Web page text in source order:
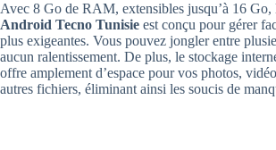
Avec 8 Go de RAM, extensibles jusqu’à 16 Go,
Android Tecno Tunisie est conçu pour gérer
plus exigeantes. Vous pouvez jongler entre
aucun ralentissement. De plus, le stockage
offre amplement d’espace pour vos photos,
autres fichiers, éliminant ainsi les soucis de